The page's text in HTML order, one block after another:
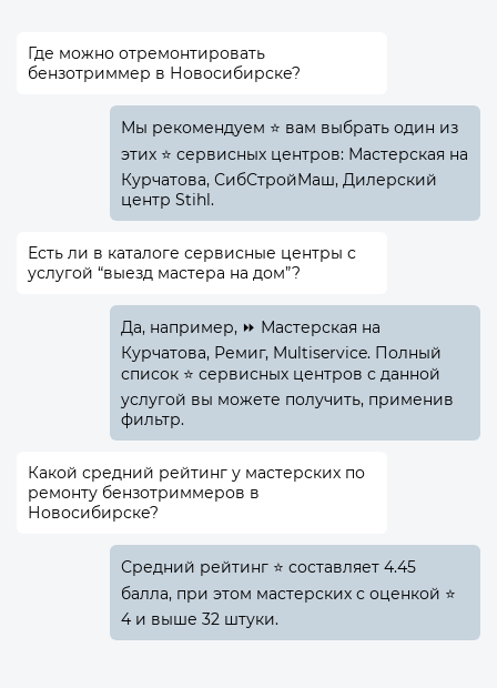
Где можно отремонтировать
бензотриммер в Новосибирске?
Мы рекомендуем ⭐ вам выбрать один из
этих ⭐ сервисных центров: Мастерская на
Курчатова, СибСтройМаш, Дилерский
центр Stihl.
Есть ли в каталоге сервисные центры с
услугой “выезд мастера на дом”?
Да, например, ⏩ Мастерская на
Курчатова, Ремиг, Multiservice. Полный
список ⭐ сервисных центров с данной
услугой вы можете получить, применив
фильтр.
Какой средний рейтинг у мастерских по
ремонту бензотриммеров в
Новосибирске?
Средний рейтинг ⭐ составляет 4.45
балла, при этом мастерских с оценкой ⭐
4 и выше 32 штуки.